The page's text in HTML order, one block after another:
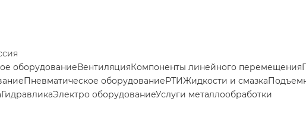
оборудованиеВентиляцияКомпоненты линейного перемещения
Пневматическое оборудованиеРТИЖидкости и смазка
ГидравликаЭлектро оборудованиеУслуги металлообработки